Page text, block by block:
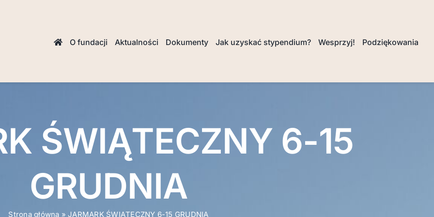
O fundacji
Aktualności Dokumenty Jak uzyskać stypendium? Wesprzyj! Podziękowania
ŚWIĄTECZNY 6-15
GRUDNIA
Strona główna »JARMARK ŚWIĄTECZNY 6-15 GRUDNIA